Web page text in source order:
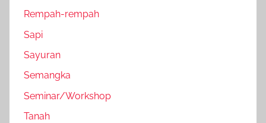
Rempah-rempah
Sapi
Sayuran
Semangka
Seminar/Workshop
Tanah